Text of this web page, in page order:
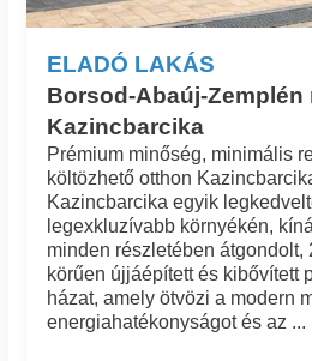
ELADÓ LAKÁS
Borsod-Abaúj-Zemplén
Kazincbarcika
Prémium minőség, minimális
költözhető otthon
Kazincbarcika egyik
legexkluzívabb környékén,
minden részletében átgondolt,
körűen újjáépített és kibővített
házat, amely ötvözi a modern
energiahatékonyságot és az ...